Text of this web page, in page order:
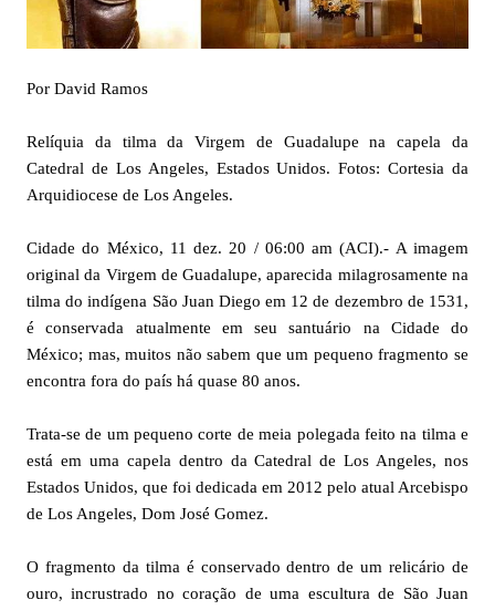
Por David Ramos
Relíquia da tilma da Virgem de Guadalupe na capela da
Catedral de Los Angeles, Estados Unidos. Fotos: Cortesia da
Arquidiocese de Los Angeles.
Cidade do México, 11 dez. 20 / 06:00 am (ACI).- A imagem
original da Virgem de Guadalupe, aparecida milagrosamente na
tilma do indígena São Juan Diego em 12 de dezembro de 1531,
é conservada atualmente em seu santuário na Cidade do
México; mas, muitos não sabem que um pequeno fragmento se
encontra fora do país há quase 80 anos.
Trata-se de um pequeno corte de meia polegada feito na tilma e
está em uma capela dentro da Catedral de Los Angeles, nos
Estados Unidos, que foi dedicada em 2012 pelo atual Arcebispo
de Los Angeles, Dom José Gomez.
O fragmento da tilma é conservado dentro de um relicário de
ouro, incrustrado no coração de uma escultura de São Juan